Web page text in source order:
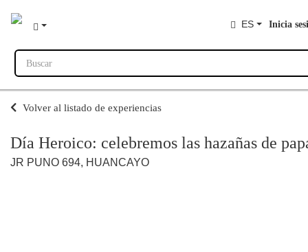
ES Inicia
Buscar
Volver al listado de experiencias
Día Heroico: celebremos las hazañas de
JR PUNO 694, HUANCAYO